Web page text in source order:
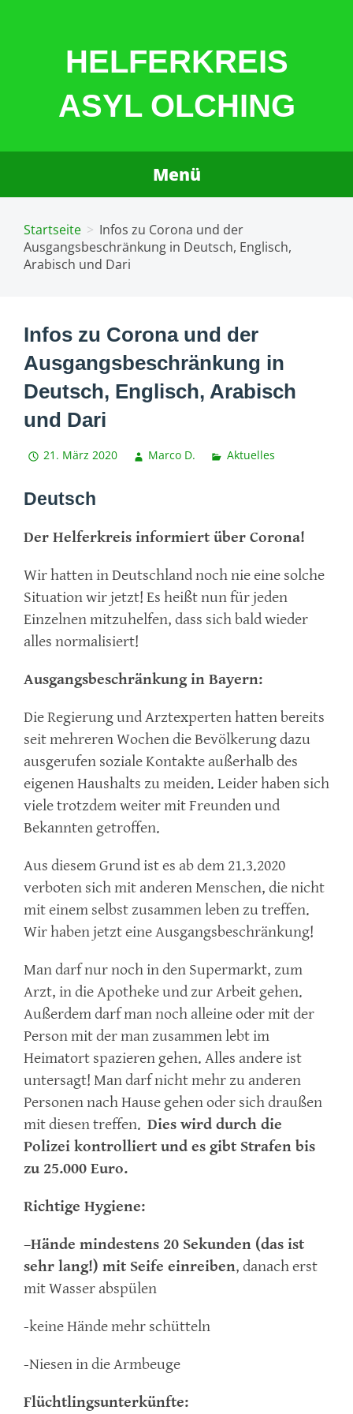
HELFERKREIS
ASYL OLCHING
Menü
Startseite
Infos zu Corona und der
Ausgangsbeschränkung in Deutsch, Englisch,
Arabisch und Dari
Infos zu Corona und der
Ausgangsbeschränkung in
Deutsch, Englisch, Arabisch
und Dari
21. März 2020 Marco D. Aktuelles
Deutsch
Der Helferkreis informiert über Corona!
Wir hatten in Deutschland noch nie eine solche
Situation wir jetzt! Es heißt nun für jeden
Einzelnen mitzuhelfen, dass sich bald wieder
alles normalisiert!
Ausgangsbeschränkung in Bayern:
Die Regierung und Arztexperten hatten bereits
seit mehreren Wochen die Bevölkerung dazu
ausgerufen soziale Kontakte außerhalb des
eigenen Haushalts zu meiden. Leider haben sich
viele trotzdem weiter mit Freunden und
Bekannten getroffen.
Aus diesem Grund ist es ab dem 21.3.2020
verboten sich mit anderen Menschen, die nicht
mit einem selbst zusammen leben zu treffen.
Wir haben jetzt eine Ausgangsbeschränkung!
Man darf nur noch in den Supermarkt, zum
Arzt, in die Apotheke und zur Arbeit gehen.
Außerdem darf man noch alleine oder mit der
Person mit der man zusammen lebt im
Heimatort spazieren gehen. Alles andere ist
untersagt! Man darf nicht mehr zu anderen
Personen nach Hause gehen oder sich draußen
mit diesen treffen. Dies wird durch die
Polizei kontrolliert und es gibt Strafen bis
zu 25.000 Euro.
Richtige Hygiene:
–Hände mindestens 20 Sekunden (das ist
sehr lang!) mit Seife einreiben, danach erst
mit Wasser abspülen
-keine Hände mehr schütteln
-Niesen in die Armbeuge
Flüchtlingsunterkünfte: